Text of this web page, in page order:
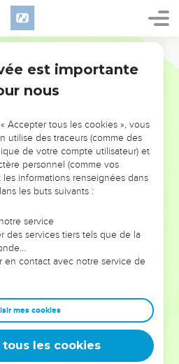
L’ÉVÉNEMENT
!
POUVAIENT VOUS ÉVITER LES
VOTRES ?
voit moins les doutes, les erreurs
ont traversés, alors même que ce
les ont façonnés.
entrepreneurs, et responsables
de sagesse afin que leurs erreurs
vous guidiez un ministère, une
famille, leur expérience est faite
est importante
nous
Accepter tous les cookies », vous
utilise des traceurs (comme des
de votre compte utilisateur) et
personnel (comme vos
informations renseignées dans
les buts suivants :
service
des services tiers tels que de la
en contact avec notre service de
mes cookies
les cookies